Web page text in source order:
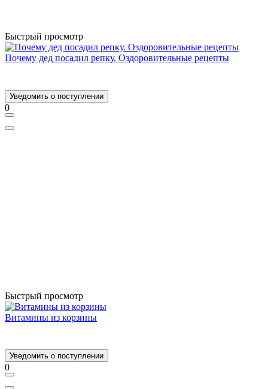
Быстрый просмотр
Почему дед посадил репку. Оздоровительные рецепты
Уведомить о поступлении
0
Быстрый просмотр
Витамины из корзины
Уведомить о поступлении
0